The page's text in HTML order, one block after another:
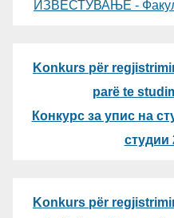
ИЗВЕСТУВАЊЕ -
Konkurs për
parë te
Конкурс за упис на
студии
Konkurs për